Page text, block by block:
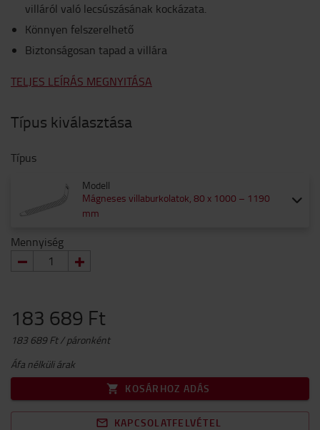
villáról való lecsúszásának kockázata.
Könnyen felszerelhető
Biztonságosan tapad a villára
TELJES LEÍRÁS MEGNYITÁSA
Típus kiválasztása
Típus
Modell
Mágneses villaburkolatok, 80 x 1000 – 1190
mm
Mennyiség
183 689 Ft
183 689 Ft / páronként
Áfa nélküli árak
KOSÁRHOZ ADÁS
KAPCSOLATFELVÉTEL